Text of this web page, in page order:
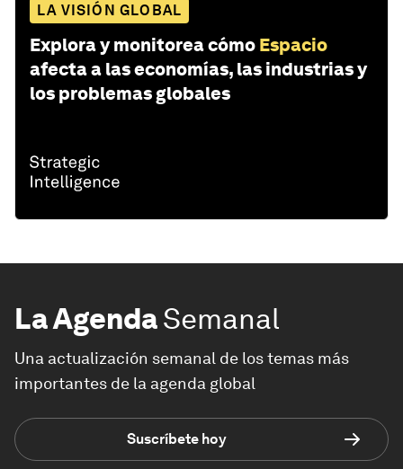
LA VISIÓN GLOBAL
Explora y monitorea cómo Espacio
afecta a las economías, las industrias y
los problemas globales
La AgendaSemanal
Una actualización semanal de los temas más
importantes de la agenda global
Suscríbete hoy